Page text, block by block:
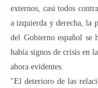
externos, casi todos
a izquierda y derecha, la
del Gobierno español se
había signos de crisis en
ahora evidentes.
"El deterioro de las